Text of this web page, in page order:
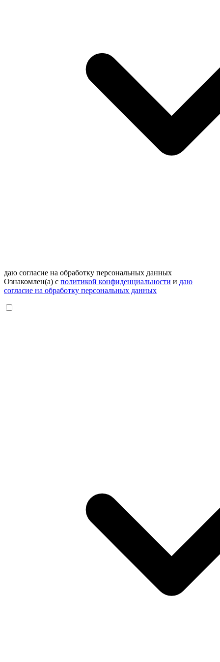
даю согласие на обработку персональных данных
Ознакомлен(а) с политикой конфиденциальности и даю
согласие на обработку персональных данных